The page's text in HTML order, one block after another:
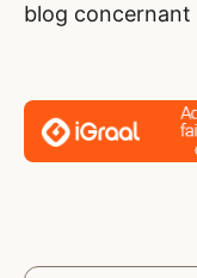
blog concernant